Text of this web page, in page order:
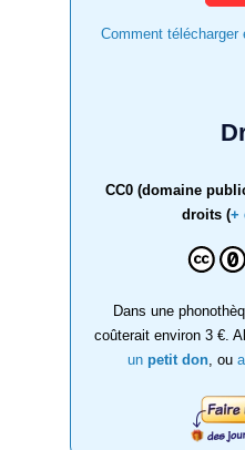
Comment
CC0 (domaine
droits (+
Dans une
coûterait environ 3 €.
un petit don , ou